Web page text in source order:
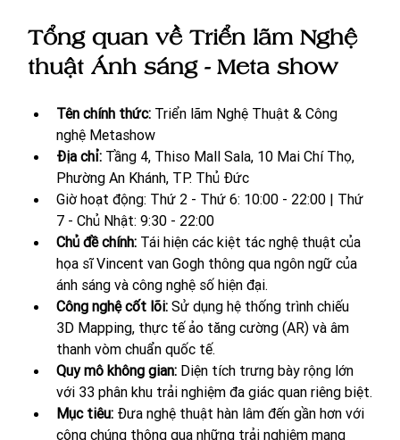
Tổng quan về Triển lãm Nghệ
thuật Ánh sáng - Meta show
Tên chính thức: Triển lãm Nghệ Thuật & Công
nghệ Metashow
Địa chỉ: Tầng 4, Thiso Mall Sala, 10 Mai Chí Thọ,
Phường An Khánh, TP. Thủ Đức
Giờ hoạt động: Thứ 2 - Thứ 6: 10:00 - 22:00 | Thứ
7 - Chủ Nhật: 9:30 - 22:00
Chủ đề chính: Tái hiện các kiệt tác nghệ thuật của
họa sĩ Vincent van Gogh thông qua ngôn ngữ của
ánh sáng và công nghệ số hiện đại.
Công nghệ cốt lõi: Sử dụng hệ thống trình chiếu
3D Mapping, thực tế ảo tăng cường (AR) và âm
thanh vòm chuẩn quốc tế.
Quy mô không gian: Diện tích trưng bày rộng lớn
với 33 phân khu trải nghiệm đa giác quan riêng biệt.
Mục tiêu: Đưa nghệ thuật hàn lâm đến gần hơn với
công chúng thông qua những trải nghiệm mang